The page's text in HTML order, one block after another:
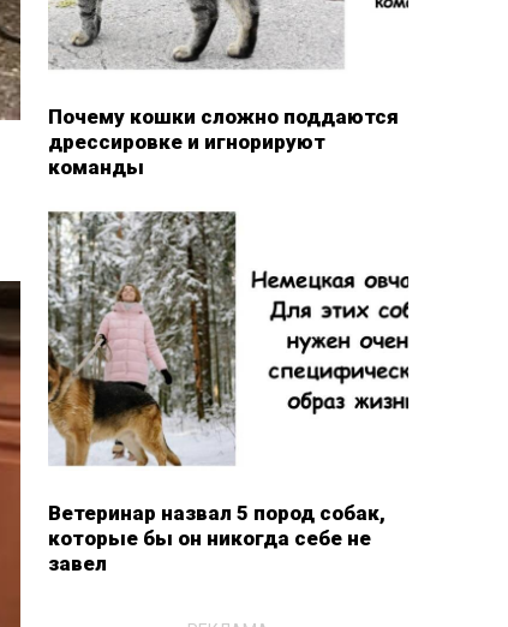
Почему кошки сложно поддаются
дрессировке и игнорируют
команды
Ветеринар назвал 5 пород собак,
которые бы он никогда себе не
завел